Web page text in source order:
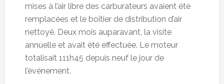
mises à l’air libre des carburateurs avaient été
remplacées et le boîtier de distribution d’air
nettoyé. Deux mois auparavant, la visite
annuelle et avait été effectuée. Le moteur
totalisait 111h45 depuis neuf le jour de
l’événement.